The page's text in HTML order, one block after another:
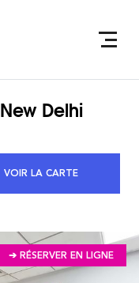
New Delhi
VOIR LA CARTE
➔ RÉSERVER EN LIGNE